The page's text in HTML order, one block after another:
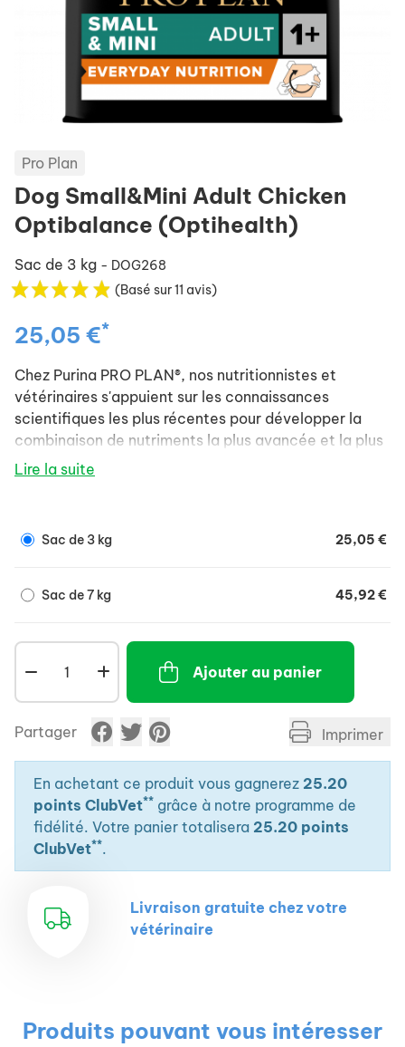
Pro Plan
Dog Small&Mini Adult Chicken
Optibalance (Optihealth)
Sac de 3 kg - DOG268
(Basé sur 11 avis)
25,05 €*
Chez Purina PRO PLAN®, nos nutritionnistes et
vétérinaires s'appuient sur les connaissances
scientifiques les plus récentes pour développer la
combinaison de nutriments la plus avancée et la plus
efficace pour votre animal.
naturelles et la santé à long terme de votre animal.
Lire la suite
Sac de 3 kg 25,05 €
Sac de 7 kg 45,92 €
Ajouter au panier
Partager Imprimer
En achetant ce produit vous gagnerez 25.20
points ClubVet** grâce à notre programme de
fidélité. Votre panier totalisera 25.20 points
ClubVet**.
Livraison gratuite chez votre
vétérinaire
Produits pouvant vous intéresser